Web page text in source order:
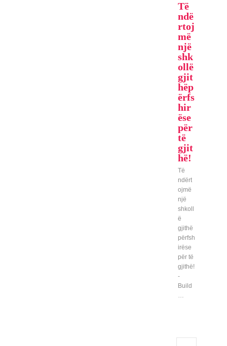
Të
ndë
rtoj
më
një
shk
ollë
gjit
hëp
ërfs
hir
ëse
për
të
gjit
hë!
Të
ndërt
ojmë
një
shkoll
ë
gjithë
përfsh
irëse
për të
gjithë!
-
Build
…